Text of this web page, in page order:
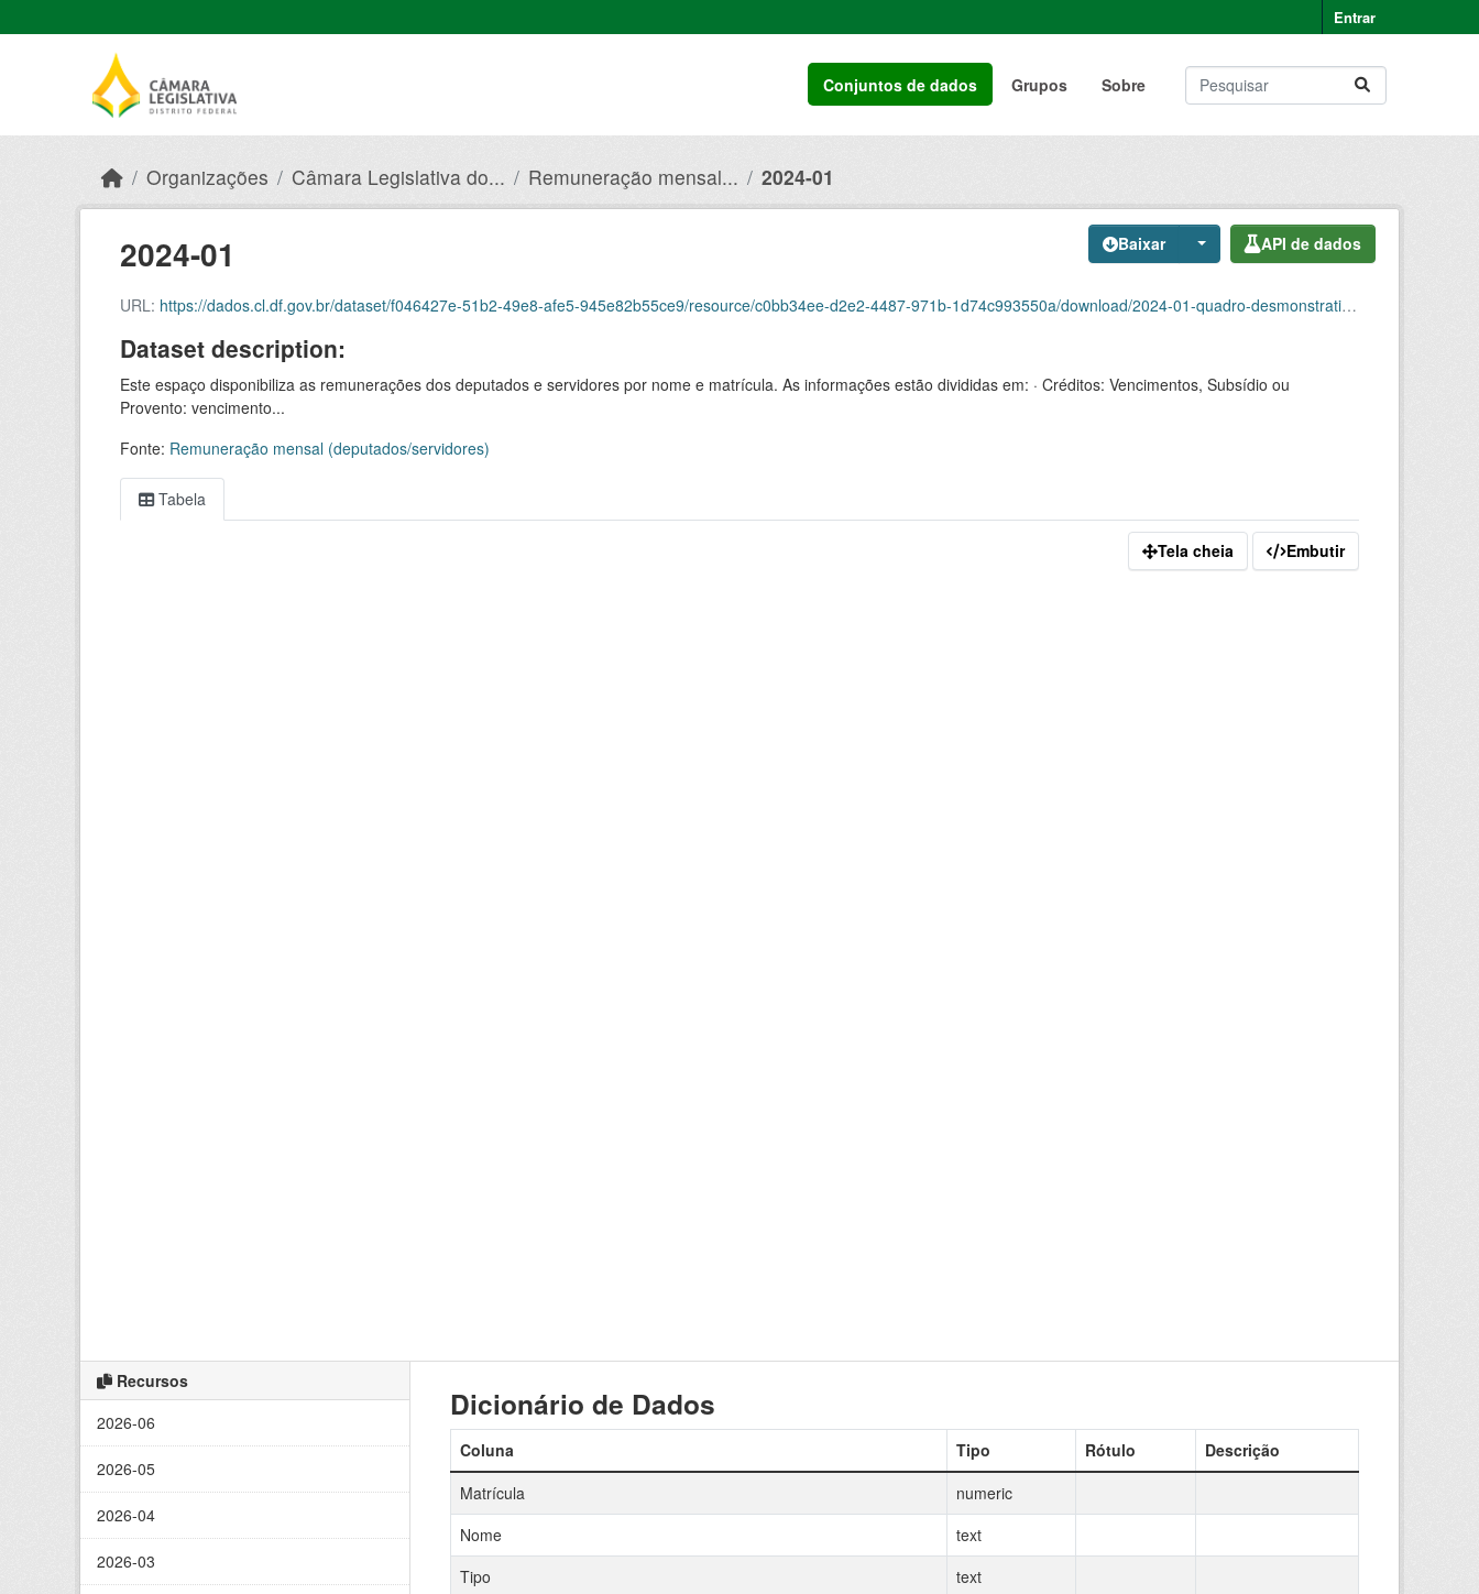
Entrar
Conjuntos de dados Grupos Sobre
Organizações Câmara Legislativa do... Remuneração mensal... 2024-01
Baixar API de dados
2024-01
URL: https://dados.cl.df.gov.br/dataset/f046427e-51b2-49e8-afe5-945e82b55ce9/resource/c0bb34ee-d2e2-4487-971b-1d74c993550a/download/2024-01-quadro-desmonstrativo-de-pessoal.csv
Dataset description:
Este espaço disponibiliza as remunerações dos deputados e servidores por nome e matrícula. As informações estão divididas em: · Créditos: Vencimentos, Subsídio ou
Provento: vencimento...
Fonte: Remuneração mensal (deputados/servidores)
Tabela
Tela cheia Embutir
Recursos
2026-06
2026-05
2026-04
2026-03
Dicionário de Dados
Coluna Tipo Rótulo
Descrição
Matrícula
numeric
Nome
text
Tipo
text